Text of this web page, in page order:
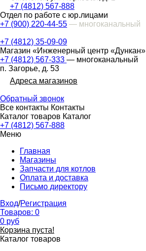
+7 (4812) 567-888
Отдел по работе с юр.лицами
+7 (900) 220-44-55 — многоканальный
+7 (4812) 35-09-09
Магазин «Инженерный центр «Дункан»
+7 (4812) 567-333 — многоканальный
п. Загорье, д. 53
Адреса магазинов
Обратный звонок
Все контакты Контакты
Каталог товаров Каталог
+7 (4812) 567-888
Меню
Главная
Магазины
Запчасти для котлов
Оплата и доставка
Письмо директору
Вход/Регистрация
Товаров: 0
0 руб
Корзина пуста!
Каталог товаров